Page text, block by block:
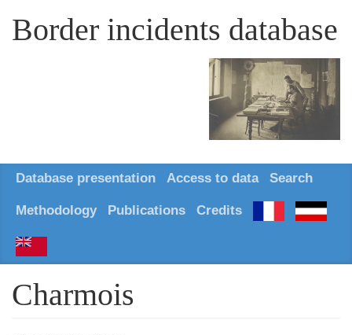
Border incidents database
Database presentation Access to data Search
Methodology Publications Credits
Charmois